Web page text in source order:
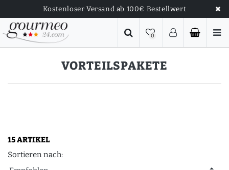
Kostenloser Versand ab 100€ Bestellwert
0
VORTEILSPAKETE
15 ARTIKEL
Sortieren nach: